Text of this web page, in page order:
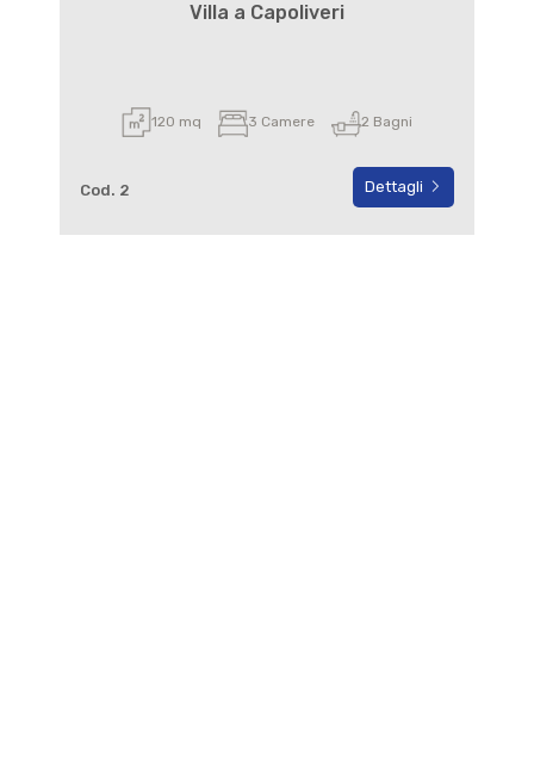
Villa a Capoliveri
120 mq 3 Camere 2 Bagni
Cod. 2 Dettagli